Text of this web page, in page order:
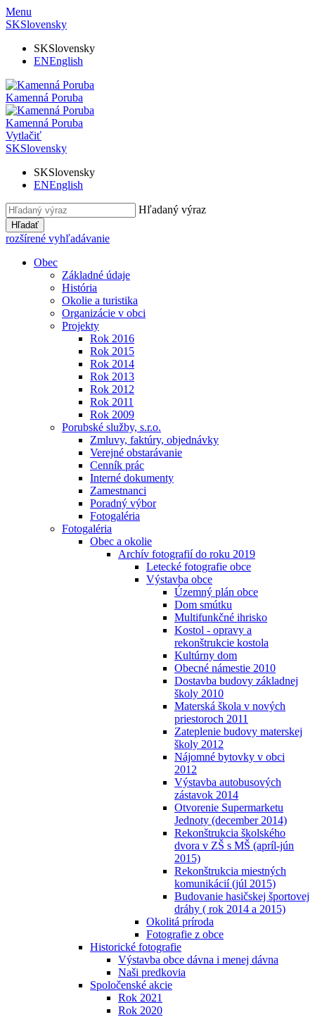
Menu
SKSlovensky
SKSlovensky
ENEnglish
Kamenná Poruba
Kamenná Poruba
Vytlačiť
SKSlovensky
SKSlovensky
ENEnglish
Hľadaný výraz
Hľadať
rozšírené vyhľadávanie
Obec
Základné údaje
História
Okolie a turistika
Organizácie v obci
Projekty
Rok 2016
Rok 2015
Rok 2014
Rok 2013
Rok 2012
Rok 2011
Rok 2009
Porubské služby, s.r.o.
Zmluvy, faktúry, objednávky
Verejné obstarávanie
Cenník prác
Interné dokumenty
Zamestnanci
Poradný výbor
Fotogaléria
Fotogaléria
Obec a okolie
Archív fotografií do roku 2019
Letecké fotografie obce
Výstavba obce
Územný plán obce
Dom smútku
Multifunkčné ihrisko
Kostol - opravy a
rekonštrukcie kostola
Kultúrny dom
Obecné námestie 2010
Dostavba budovy základnej
školy 2010
Materská škola v nových
priestoroch 2011
Zateplenie budovy materskej
školy 2012
Nájomné bytovky v obci
2012
Výstavba autobusových
zástavok 2014
Otvorenie Supermarketu
Jednoty (december 2014)
Rekonštrukcia školského
dvora v ZŠ s MŠ (apríl-jún
2015)
Rekonštrukcia miestných
komunikácií (júl 2015)
Budovanie hasičskej športovej
dráhy ( rok 2014 a 2015)
Okolitá príroda
Fotografie z obce
Historické fotografie
Výstavba obce dávna i menej dávna
Naši predkovia
Spoločenské akcie
Rok 2021
Rok 2020